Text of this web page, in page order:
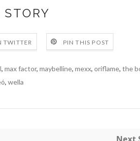
TWITTER PIN THIS POST
, max factor, maybelline, mexx, oriflame, the
, wella